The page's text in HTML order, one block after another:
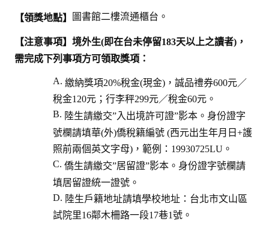
【領獎地點】 圖書館二樓流通櫃台。
【注意事項】境外生(即在台未停留183天以上之讀者)，
需完成下列事項方可領取獎項：
繳納獎項20%稅金(現金)，誠品禮券600元／
稅金120元；行李秤299元／稅金60元。
陸生請繳交”入出境許可證”影本。身份證字
號欄請填華(外)僑稅籍編號 (西元出生年月日+護
照前兩個英文字母)，範例：19930725LU。
僑生請繳交”居留證”影本。身份證字號欄請
填居留證統一證號。
陸生戶籍地址請填學校地址：台北市文山區
試院里16鄰木柵路一段17巷1號。